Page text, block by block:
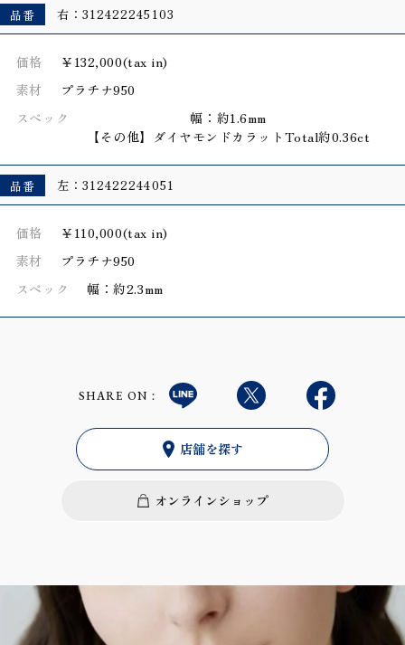
品番 右：312422245103
価格
￥132,000(tax in)
素材
プラチナ950
スペック
幅：約1.6mm
【その他】ダイヤモンドカラットTotal約0.36ct
品番 左：312422244051
価格
￥110,000(tax in)
素材
プラチナ950
スペック
幅：約2.3mm
SHARE ON：
店舗を探す
オンラインショップ